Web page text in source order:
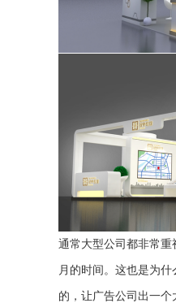
通常大型公司都非常
月的时间。这也是为
的，让广告公司出一个